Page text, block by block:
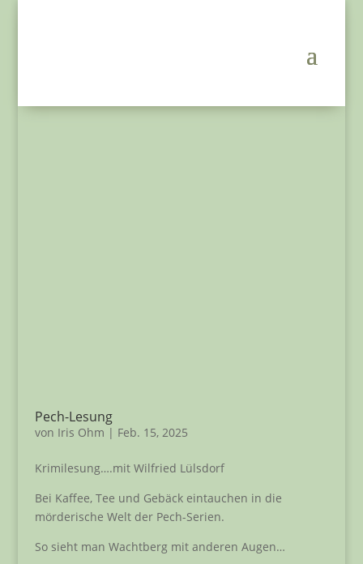
Pech-Lesung
von Iris Ohm | Feb. 15, 2025
Krimilesung….mit Wilfried Lülsdorf
Bei Kaffee, Tee und Gebäck eintauchen in die
mörderische Welt der Pech-Serien.
So sieht man Wachtberg mit anderen Augen…